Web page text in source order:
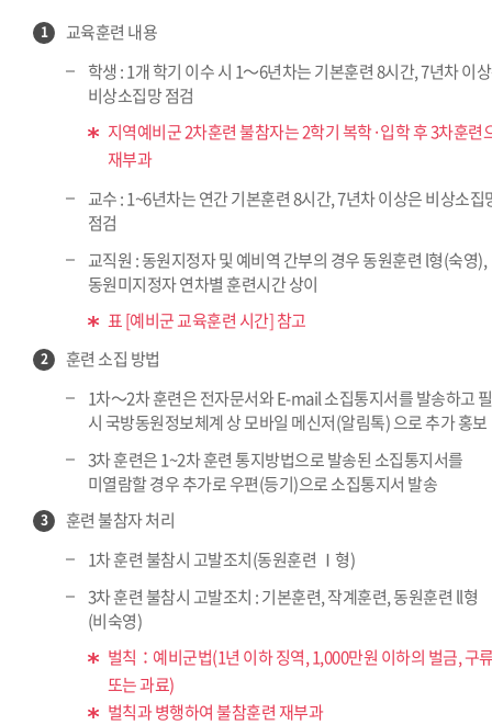
1
교육훈련 내용
학생 : 1개 학기 이수 시 1～6년차는 기본훈련 8시간, 7년차 이
비상소집망 점검
지역예비군 2차훈련 불참자는 2학기 복학·입학 후 3차훈련
재부과
교수 : 1~6년차는 연간 기본훈련 8시간, 7년차 이상은 비상소집
점검
교직원 : 동원지정자 및 예비역 간부의 경우 동원훈련 l형(숙영),
동원미지정자 연차별 훈련시간 상이
표 [예비군 교육훈련 시간] 참고
2
훈련 소집 방법
1차～2차 훈련은 전자문서와 E-mail 소집통지서를 발송하고
시 국방동원정보체계 상 모바일 메신저(알림톡) 으로 추가 홍보
3차 훈련은 1~2차 훈련 통지방법으로 발송된 소집통지서를
미열람할 경우 추가로 우편(등기)으로 소집통지서 발송
3
훈련 불참자 처리
1차 훈련 불참시 고발조치(동원훈련 Ⅰ형)
3차 훈련 불참시 고발조치 : 기본훈련, 작계훈련, 동원훈련 ll형
(비숙영)
벌칙：예비군법(1년 이하 징역, 1,000만원 이하의 벌금, 구
또는 과료)
벌칙과 병행하여 불참훈련 재부과